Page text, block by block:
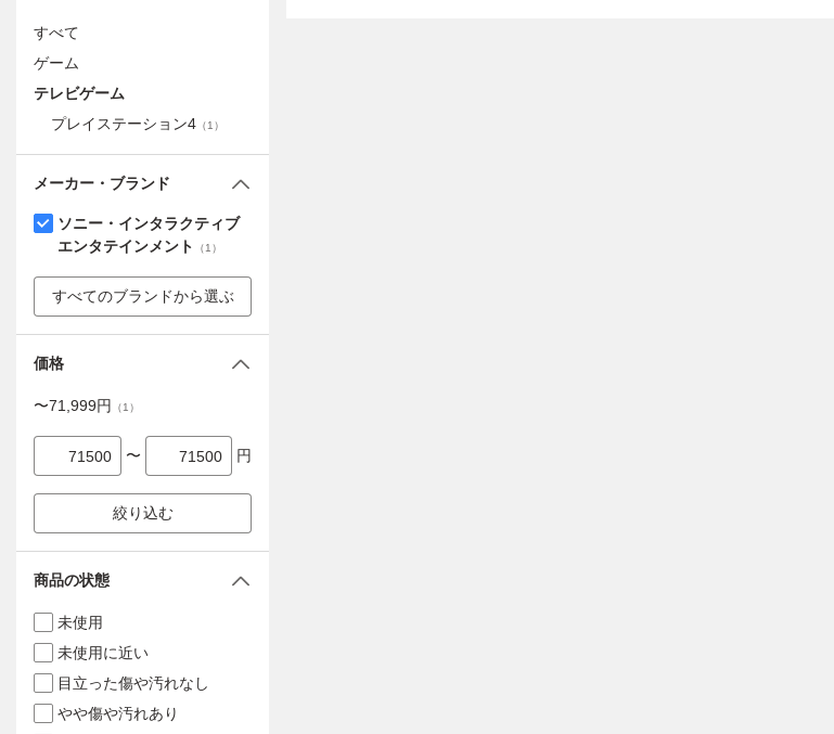
すべて
ゲーム
テレビゲーム
プレイステーション4 （1 ）
メーカー・ブランド
ソニー・インタラクティブ
エンタテインメント
（1 ）
すべてのブランドから選ぶ
価格
〜71,999円 （1 ）
〜 円
絞り込む
商品の状態
未使用
未使用に近い
目立った傷や汚れなし
やや傷や汚れあり